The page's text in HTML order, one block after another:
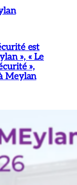
est
», « Le
»,
Meylan